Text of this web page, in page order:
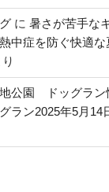
に 暑さが苦手な
中症を防ぐ快適
公園 ドッグラン
ラン2025年5月14